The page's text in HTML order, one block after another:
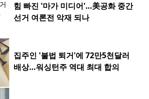
힘 빠진 '마가 미디어'…美공화 중간
선거 여론전 악재 되나
집주인 '불법 퇴거'에 72만5천달러
배상…워싱턴주 역대 최대 합의